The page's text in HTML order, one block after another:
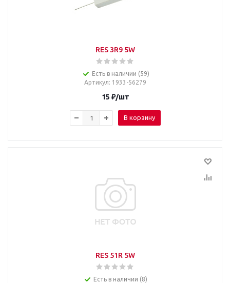
RES 3R9 5W
Есть в наличии (59)
Артикул: 1933-56279
15 ₽/шт
В корзину
RES 51R 5W
Есть в наличии (8)